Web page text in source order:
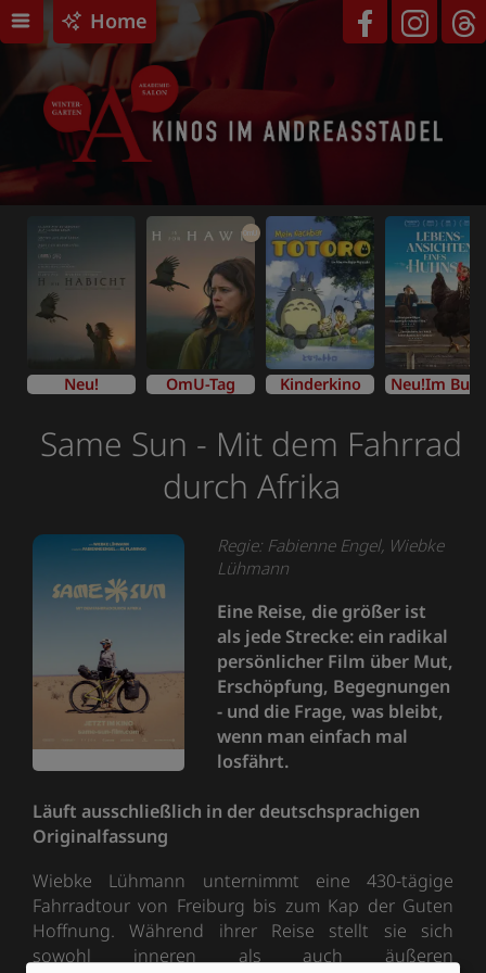
Home
Neu!
OmU
OmU-Tag Kinderkino
Same Sun - Mit dem Fahrrad
durch Afrika
Regie: Fabienne Engel, Wiebke
Lühmann
Eine Reise, die größer ist
als jede Strecke: ein radikal
persönlicher Film über Mut,
Erschöpfung, Begegnungen
- und die Frage, was bleibt,
wenn man einfach mal
losfährt.
Läuft ausschließlich in der deutschsprachigen
Originalfassung
Wiebke Lühmann unternimmt eine 430-tägige
Fahrradtour von Freiburg bis zum Kap der Guten
Hoffnung. Während ihrer Reise stellt sie sich
sowohl inneren als auch äußeren